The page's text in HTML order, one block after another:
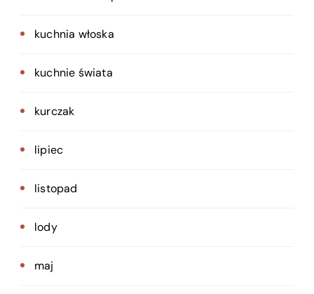
kuchnia włoska
kuchnie świata
kurczak
lipiec
listopad
lody
maj